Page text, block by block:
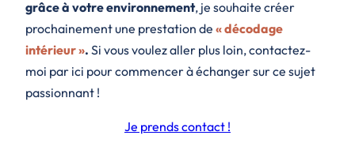
grâce à votre environnement, je souhaite créer
prochainement une prestation de « décodage
intérieur ». Si vous voulez aller plus loin, contactez-
moi par ici pour commencer à échanger sur ce sujet
passionnant !
Je prends contact !